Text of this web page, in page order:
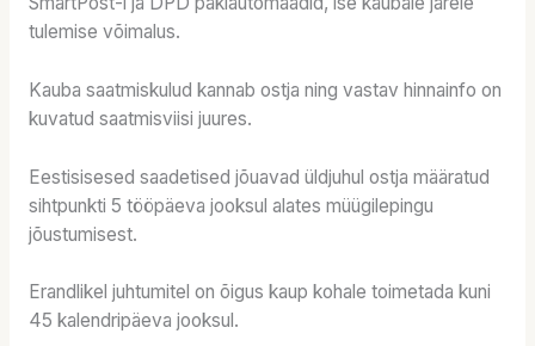
tulemise võimalus.
Kauba saatmiskulud kannab ostja ning vastav hinnainfo on
kuvatud saatmisviisi juures.
Eestisisesed saadetised jõuavad üldjuhul ostja määratud
sihtpunkti 5 tööpäeva jooksul alates müügilepingu
jõustumisest.
Erandlikel juhtumitel on õigus kaup kohale toimetada kuni
45 kalendripäeva jooksul.